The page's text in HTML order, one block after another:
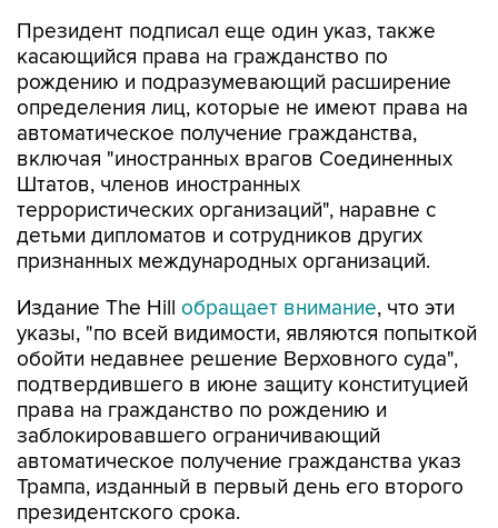
Президент подписал еще один указ, также
касающийся права на гражданство по
рождению и подразумевающий расширение
определения лиц, которые не имеют права на
автоматическое получение гражданства,
включая "иностранных врагов Соединенных
Штатов, членов иностранных
террористических организаций", наравне с
детьми дипломатов и сотрудников других
признанных международных организаций.
Издание The Hill обращает внимание, что эти
указы, "по всей видимости, являются попыткой
обойти недавнее решение Верховного суда",
подтвердившего в июне защиту конституцией
права на гражданство по рождению и
заблокировавшего ограничивающий
автоматическое получение гражданства указ
Трампа, изданный в первый день его второго
президентского срока.